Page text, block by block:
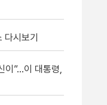
시보기
이”…이 대통령,